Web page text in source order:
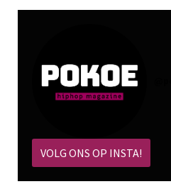
VOLG ONS OP INSTA!